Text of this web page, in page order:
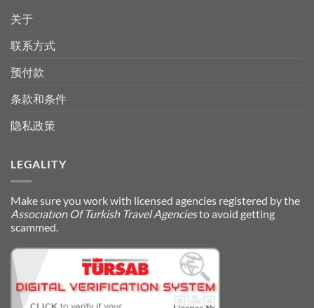
关于
联系方式
预付款
条款和条件
隐私政策
LEGALITY
Make sure you work with licensed agencies registered by the
Assocıatıon Of Turkish Travel Agenciesto avoid getting
scammed.